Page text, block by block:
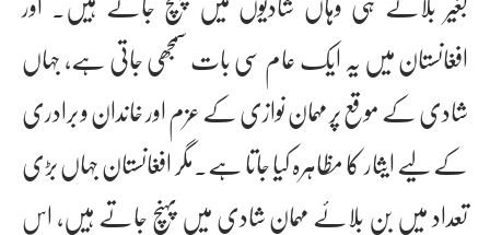
افغانستان میں یہ ایک عام سی بات سمجھی جاتی ہے، جہاں
شادی کے موقع پر مہمان نوازی کے عزم اور خاندان و برادری
کے لیے ایثار کا مظاہرہ کیا جاتا ہے۔مگر افغانستان جہاں بڑی
تعداد میں بن بلائے مہمان شادی میں پہنچ جاتے ہیں، اس